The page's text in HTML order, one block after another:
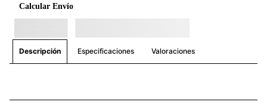
Calcular Envío
Descripción Especificaciones Valoraciones